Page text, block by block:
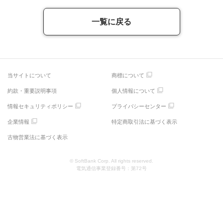
一覧に戻る
当サイトについて 商標について
約款・重要説明事項 個人情報について
情報セキュリティポリシー プライバシーセンター
企業情報 特定商取引法に基づく表示
古物営業法に基づく表示
© SoftBank Corp. All rights reserved.
電気通信事業登録番号：第72号